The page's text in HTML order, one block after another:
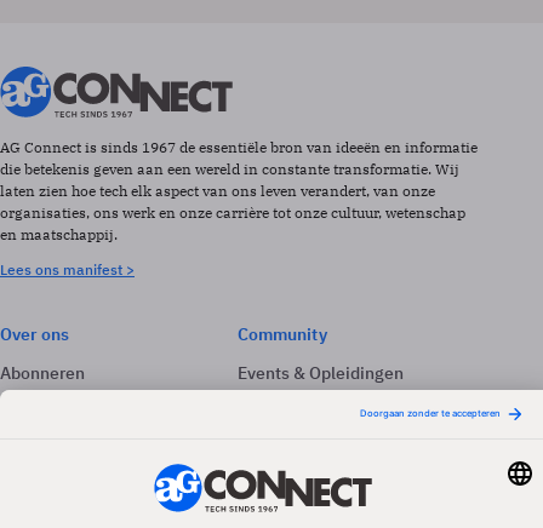
AG Connect is sinds 1967 de essentiële bron van ideeën en informatie
die betekenis geven aan een wereld in constante transformatie. Wij
laten zien hoe tech elk aspect van ons leven verandert, van onze
organisaties, ons werk en onze carrière tot onze cultuur, wetenschap
en maatschappij.
Lees ons manifest >
Over ons
Abonneren
Adverteren
Community
Events & Opleidingen